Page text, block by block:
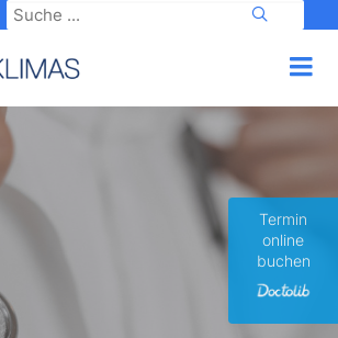
Termin
online
buchen